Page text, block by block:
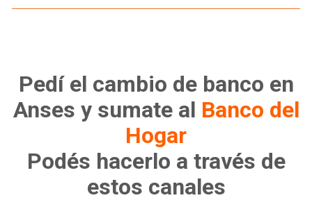
Pedí el cambio de banco en
Anses y sumate al Banco del
Hogar
Podés hacerlo a través de
estos canales